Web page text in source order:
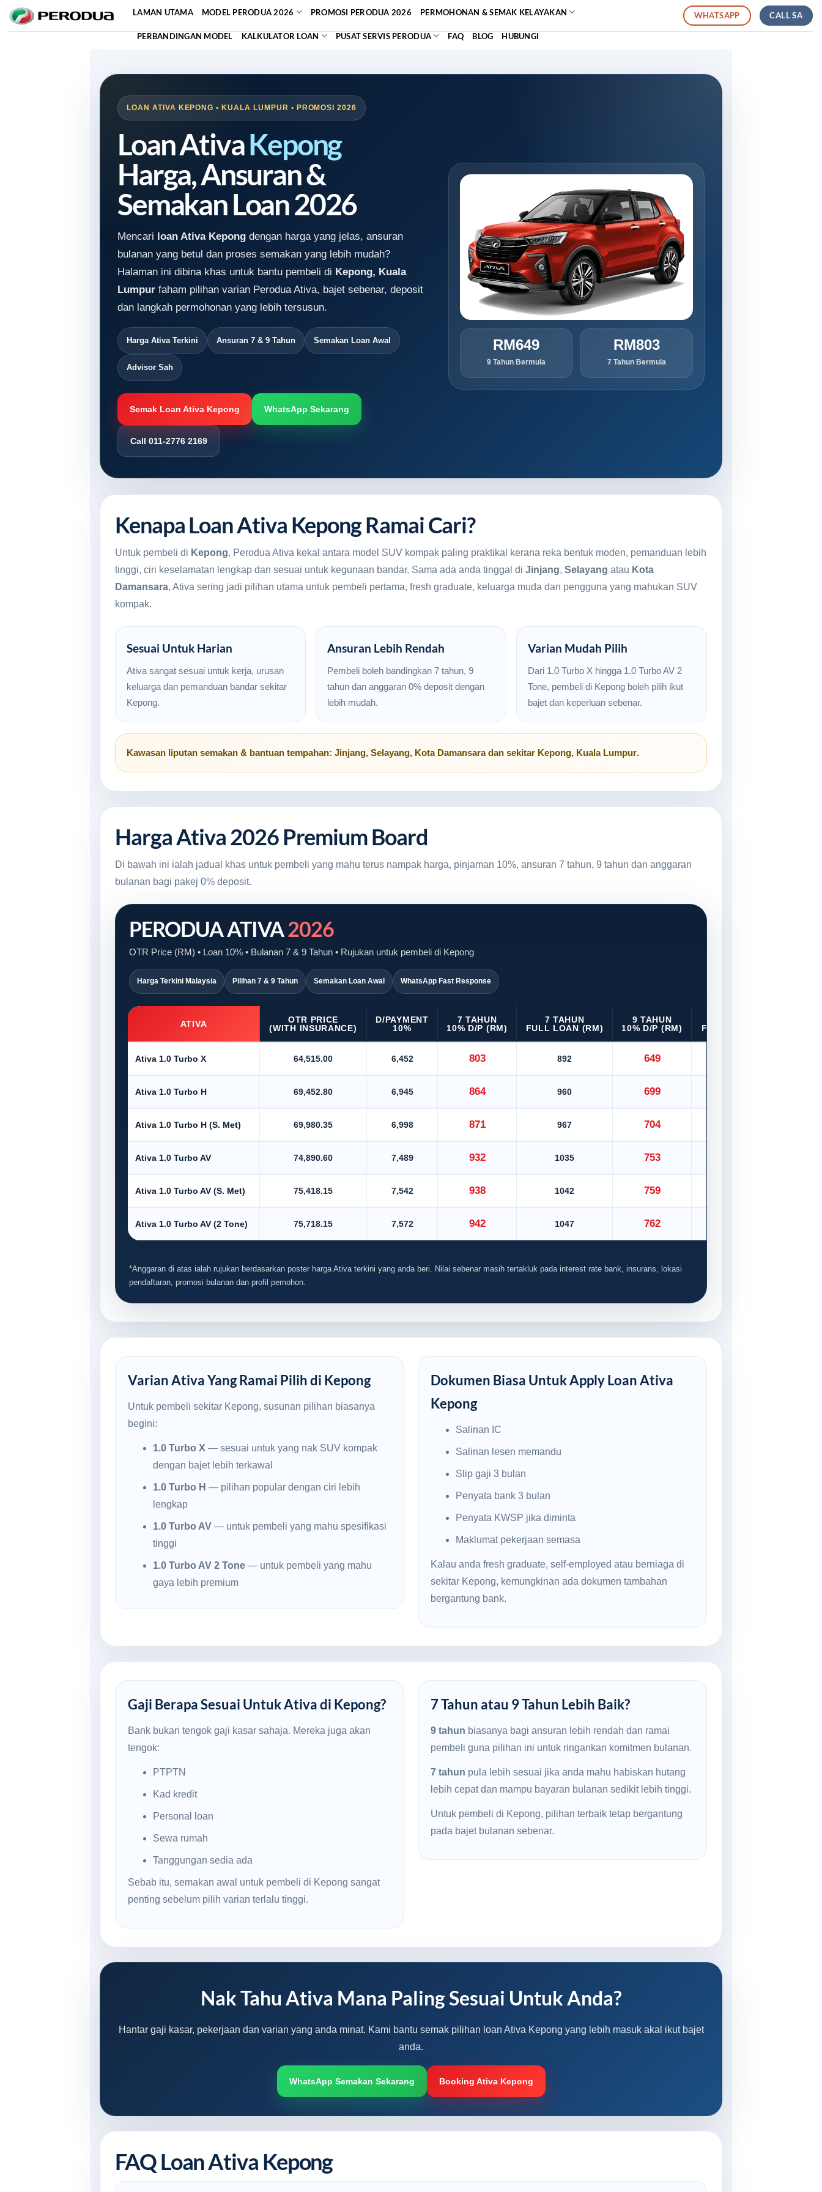
Skip
LAMAN UTAMA MODEL PERODUA 2026 PROMOSI PERODUA 2026 PERMOHONAN & SEMAK KELAYAKAN
PERBANDINGAN MODEL KALKULATOR LOAN PUSAT SERVIS PERODUA FAQ BLOG HUBUNGI
WHATSAPP CALL SA
LOAN ATIVA KEPONG • KUALA LUMPUR • PROMOSI 2026
Loan AtivaKepong
Harga, Ansuran &
Semakan Loan 2026
Mencari loan Ativa Kepong dengan harga yang jelas, ansuran
bulanan yang betul dan proses semakan yang lebih mudah?
Halaman ini dibina khas untuk bantu pembeli di Kepong, Kuala
Lumpur faham pilihan varian Perodua Ativa, bajet sebenar, deposit
dan langkah permohonan yang lebih tersusun.
Harga Ativa Terkini Ansuran 7 & 9 Tahun Semakan Loan Awal
Advisor Sah
Semak Loan Ativa Kepong WhatsApp Sekarang
Call 011-2776 2169
RM649
9 Tahun Bermula
RM803
7 Tahun Bermula
Kenapa Loan Ativa Kepong Ramai Cari?
Untuk pembeli di Kepong, Perodua Ativa kekal antara model SUV kompak paling praktikal kerana reka bentuk moden, pemanduan lebih
tinggi, ciri keselamatan lengkap dan sesuai untuk kegunaan bandar. Sama ada anda tinggal di Jinjang, Selayang atau Kota
Damansara, Ativa sering jadi pilihan utama untuk pembeli pertama, fresh graduate, keluarga muda dan pengguna yang mahukan SUV
kompak.
Sesuai Untuk Harian
Ativa sangat sesuai untuk kerja, urusan
keluarga dan pemanduan bandar sekitar
Kepong.
Ansuran Lebih Rendah
Pembeli boleh bandingkan 7 tahun, 9
tahun dan anggaran 0% deposit dengan
lebih mudah.
Varian Mudah Pilih
Dari 1.0 Turbo X hingga 1.0 Turbo AV 2
Tone, pembeli di Kepong boleh pilih ikut
bajet dan keperluan sebenar.
Kawasan liputan semakan & bantuan tempahan: Jinjang, Selayang, Kota Damansaradan sekitar Kepong, Kuala Lumpur.
Harga Ativa 2026 Premium Board
Di bawah ini ialah jadual khas untuk pembeli yang mahu terus nampak harga, pinjaman 10%, ansuran 7 tahun, 9 tahun dan anggaran
bulanan bagi pakej 0% deposit.
PERODUA ATIVA2026
OTR Price (RM) • Loan 10% • Bulanan 7 & 9 Tahun • Rujukan untuk pembeli di Kepong
Harga Terkini Malaysia Pilihan 7 & 9 Tahun Semakan Loan Awal WhatsApp Fast Response
ATIVA
OTR PRICE
(WITH INSURANCE)
D/PAYMENT
10%
7 TAHUN
10% D/P (RM)
7 TAHUN
FULL LOAN (RM)
9 TAHUN
10% D/P (RM)
FULL LOAN (RM)
Ativa 1.0 Turbo X 64,515.00 6,452 803 892 649
Ativa 1.0 Turbo H 69,452.80 6,945 864 960 699
Ativa 1.0 Turbo H (S. Met) 69,980.35 6,998 871 967 704
Ativa 1.0 Turbo AV 74,890.60 7,489 932 1035 753
Ativa 1.0 Turbo AV (S. Met) 75,418.15 7,542 938 1042 759
Ativa 1.0 Turbo AV (2 Tone) 75,718.15 7,572 942 1047 762
*Anggaran di atas ialah rujukan berdasarkan poster harga Ativa terkini yang anda beri. Nilai sebenar masih tertakluk pada interest rate bank, insurans, lokasi
pendaftaran, promosi bulanan dan profil pemohon.
Varian Ativa Yang Ramai Pilih di Kepong
Untuk pembeli sekitar Kepong, susunan pilihan biasanya
begini:
1.0 Turbo X — sesuai untuk yang nak SUV kompak
dengan bajet lebih terkawal
1.0 Turbo H — pilihan popular dengan ciri lebih
lengkap
1.0 Turbo AV— untuk pembeli yang mahu spesifikasi
tinggi
1.0 Turbo AV 2 Tone— untuk pembeli yang mahu
gaya lebih premium
Dokumen Biasa Untuk Apply Loan Ativa
Kepong
Salinan IC
Salinan lesen memandu
Slip gaji 3 bulan
Penyata bank 3 bulan
Penyata KWSP jika diminta
Maklumat pekerjaan semasa
Kalau anda fresh graduate, self-employed atau berniaga di
sekitar Kepong, kemungkinan ada dokumen tambahan
bergantung bank.
Gaji Berapa Sesuai Untuk Ativa di Kepong?
Bank bukan tengok gaji kasar sahaja. Mereka juga akan
tengok:
PTPTN
Kad kredit
Personal loan
Sewa rumah
Tanggungan sedia ada
Sebab itu, semakan awal untuk pembeli di Kepong sangat
penting sebelum pilih varian terlalu tinggi.
7 Tahun atau 9 Tahun Lebih Baik?
9 tahun biasanya bagi ansuran lebih rendah dan ramai
pembeli guna pilihan ini untuk ringankan komitmen bulanan.
7 tahun pula lebih sesuai jika anda mahu habiskan hutang
lebih cepat dan mampu bayaran bulanan sedikit lebih tinggi.
Untuk pembeli di Kepong, pilihan terbaik tetap bergantung
pada bajet bulanan sebenar.
Nak Tahu Ativa Mana Paling Sesuai Untuk Anda?
Hantar gaji kasar, pekerjaan dan varian yang anda minat. Kami bantu semak pilihan loan Ativa Kepong yang lebih masuk akal ikut bajet
anda.
WhatsApp Semakan Sekarang Booking Ativa Kepong
FAQ Loan Ativa Kepong